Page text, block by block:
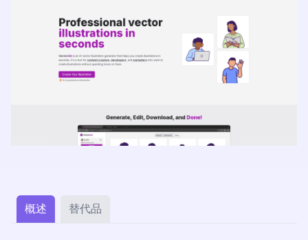
概述 替代品